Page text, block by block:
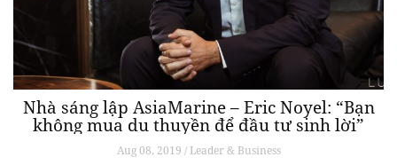
Nhà sáng lập AsiaMarine – Eric Noyel: “Bạn
không mua du thuyền để đầu tư sinh lời”
Aug 08, 2019 / Leader & Business